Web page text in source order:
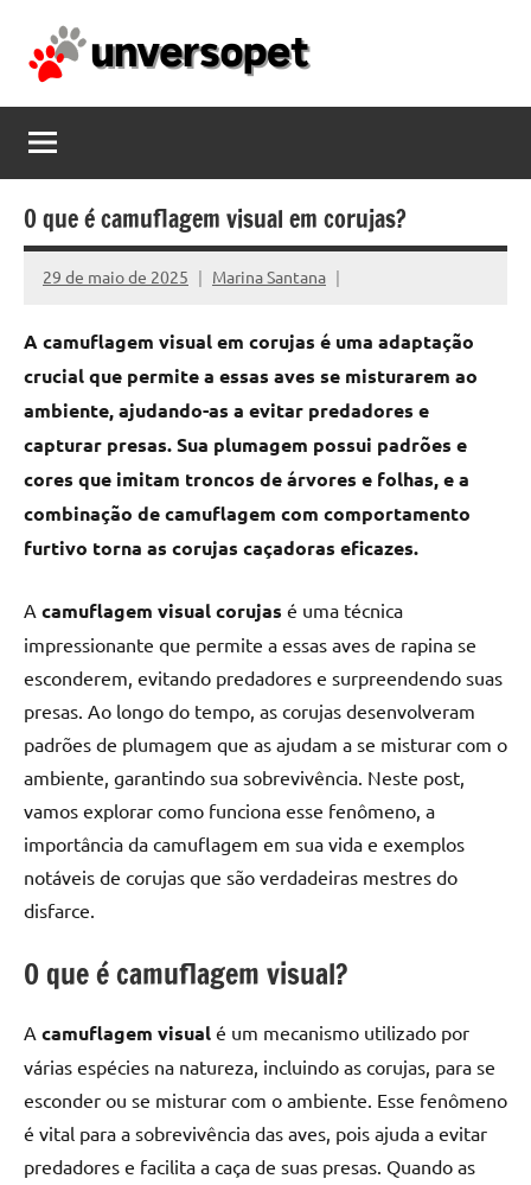
para
unversopet.com
O que é camuflagem visual em corujas?
29 de maio de 2025 Marina Santana
A camuflagem visual em corujas é uma adaptação
crucial que permite a essas aves se misturarem ao
ambiente, ajudando-as a evitar predadores e
capturar presas. Sua plumagem possui padrões e
cores que imitam troncos de árvores e folhas, e a
combinação de camuflagem com comportamento
furtivo torna as corujas caçadoras eficazes.
A camuflagem visual corujas é uma técnica
impressionante que permite a essas aves de rapina se
esconderem, evitando predadores e surpreendendo suas
presas. Ao longo do tempo, as corujas desenvolveram
padrões de plumagem que as ajudam a se misturar com o
ambiente, garantindo sua sobrevivência. Neste post,
vamos explorar como funciona esse fenômeno, a
importância da camuflagem em sua vida e exemplos
notáveis de corujas que são verdadeiras mestres do
disfarce.
O que é camuflagem visual?
A camuflagem visual é um mecanismo utilizado por
várias espécies na natureza, incluindo as corujas, para se
esconder ou se misturar com o ambiente. Esse fenômeno
é vital para a sobrevivência das aves, pois ajuda a evitar
predadores e facilita a caça de suas presas. Quando as